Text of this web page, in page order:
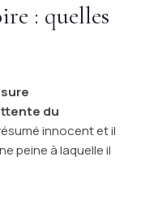
: quelles
du
innocent et il
peine à laquelle il